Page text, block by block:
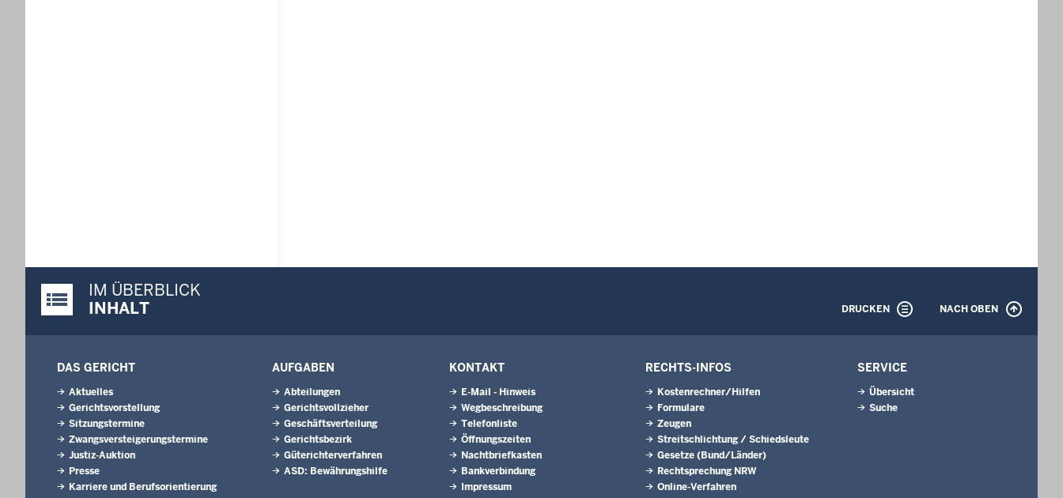
Justiz-Portal im Überblick:
IM ÜBERBLICK
INHALT
DRUCKEN NACH OBEN
DAS GERICHT
Aktuelles
Gerichtsvorstellung
Sitzungstermine
Zwangsversteigerungs­termine
Justiz-Auktion
Presse
Karriere und Berufsorientierung
AUFGABEN
Abteilungen
Gerichtsvollzieher
Geschäftsverteilung
Gerichtsbezirk
Güterichterverfahren
ASD: Bewährungshilfe
KONTAKT
E-Mail - Hinweis
Wegbeschreibung
Telefonliste
Öffnungszeiten
Nachtbriefkasten
Bankverbindung
Impressum
RECHTS-INFOS
Kostenrechner/Hilfen
Formulare
Zeugen
Streitschlichtung / Schiedsleute
Gesetze (Bund/Länder)
Rechtsprechung NRW
Online-Verfahren
SERVICE
Übersicht
Suche